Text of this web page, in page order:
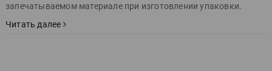
запечатываемом материале при изготовлении упаковки.
Читать далее